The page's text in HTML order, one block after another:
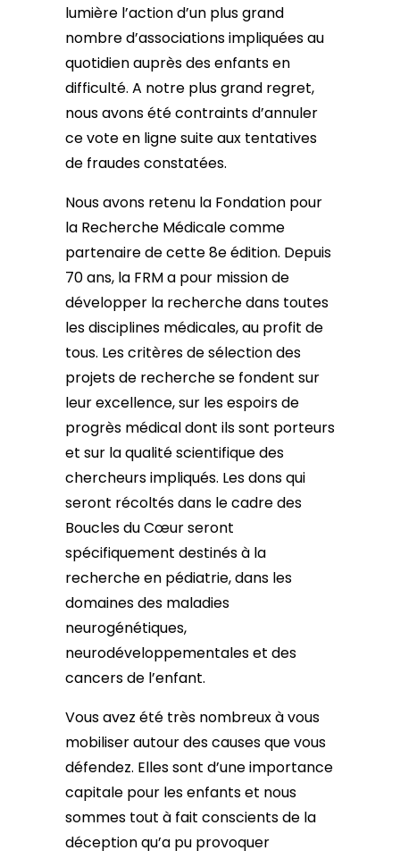
lumière l’action d’un plus grand
nombre d’associations impliquées au
quotidien auprès des enfants en
difficulté. A notre plus grand regret,
nous avons été contraints d’annuler
ce vote en ligne suite aux tentatives
de fraudes constatées.
Nous avons retenu la Fondation pour
la Recherche Médicale comme
partenaire de cette 8e édition. Depuis
70 ans, la FRM a pour mission de
développer la recherche dans toutes
les disciplines médicales, au profit de
tous. Les critères de sélection des
projets de recherche se fondent sur
leur excellence, sur les espoirs de
progrès médical dont ils sont porteurs
et sur la qualité scientifique des
chercheurs impliqués. Les dons qui
seront récoltés dans le cadre des
Boucles du Cœur seront
spécifiquement destinés à la
recherche en pédiatrie, dans les
domaines des maladies
neurogénétiques,
neurodéveloppementales et des
cancers de l’enfant.
Vous avez été très nombreux à vous
mobiliser autour des causes que vous
défendez. Elles sont d’une importance
capitale pour les enfants et nous
sommes tout à fait conscients de la
déception qu’a pu provoquer